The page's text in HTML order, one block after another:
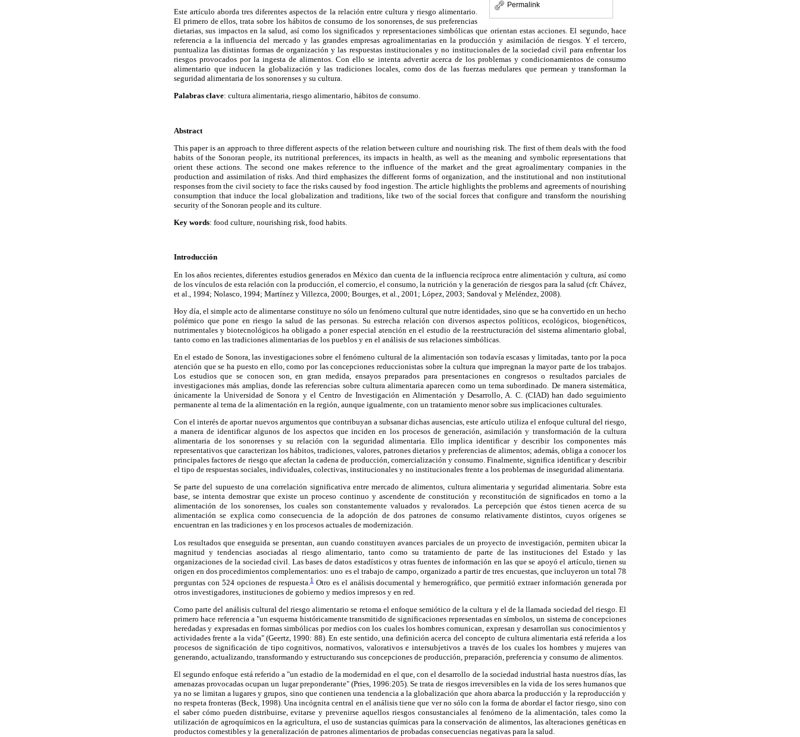
Permalink
Este artículo aborda tres diferentes aspectos de la relación entre cultura y riesgo alimentario.
El primero de ellos, trata sobre los hábitos de consumo de los sonorenses, de sus preferencias
dietarias, sus impactos en la salud, así como los significados y representaciones simbólicas que orientan estas acciones. El segundo, hace
referencia a la influencia del mercado y las grandes empresas agroalimentarias en la producción y asimilación de riesgos. Y el tercero,
puntualiza las distintas formas de organización y las respuestas institucionales y no institucionales de la sociedad civil para enfrentar los
riesgos provocados por la ingesta de alimentos. Con ello se intenta advertir acerca de los problemas y condicionamientos de consumo
alimentario que inducen la globalización y las tradiciones locales, como dos de las fuerzas medulares que permean y transforman la
seguridad alimentaria de los sonorenses y su cultura.
Palabras clave: cultura alimentaria, riesgo alimentario, hábitos de consumo.
Abstract
This paper is an approach to three different aspects of the relation between culture and nourishing risk. The first of them deals with the food
habits of the Sonoran people, its nutritional preferences, its impacts in health, as well as the meaning and symbolic representations that
orient these actions. The second one makes reference to the influence of the market and the great agroalimentary companies in the
production and assimilation of risks. And third emphasizes the different forms of organization, and the institutional and non institutional
responses from the civil society to face the risks caused by food ingestion. The article highlights the problems and agreements of nourishing
consumption that induce the local globalization and traditions, like two of the social forces that configure and transform the nourishing
security of the Sonoran people and its culture.
Key words: food culture, nourishing risk, food habits.
Introducción
En los años recientes, diferentes estudios generados en México dan cuenta de la influencia recíproca entre alimentación y cultura, así como
de los vínculos de esta relación con la producción, el comercio, el consumo, la nutrición y la generación de riesgos para la salud (cfr. Chávez,
et al., 1994; Nolasco, 1994; Martínez y Villezca, 2000; Bourges, et al., 2001; López, 2003; Sandoval y Meléndez, 2008).
Hoy día, el simple acto de alimentarse constituye no sólo un fenómeno cultural que nutre identidades, sino que se ha convertido en un hecho
polémico que pone en riesgo la salud de las personas. Su estrecha relación con diversos aspectos políticos, ecológicos, biogenéticos,
nutrimentales y biotecnológicos ha obligado a poner especial atención en el estudio de la reestructuración del sistema alimentario global,
tanto como en las tradiciones alimentarias de los pueblos y en el análisis de sus relaciones simbólicas.
En el estado de Sonora, las investigaciones sobre el fenómeno cultural de la alimentación son todavía escasas y limitadas, tanto por la poca
atención que se ha puesto en ello, como por las concepciones reduccionistas sobre la cultura que impregnan la mayor parte de los trabajos.
Los estudios que se conocen son, en gran medida, ensayos preparados para presentaciones en congresos o resultados parciales de
investigaciones más amplias, donde las referencias sobre cultura alimentaria aparecen como un tema subordinado. De manera sistemática,
únicamente la Universidad de Sonora y el Centro de Investigación en Alimentación y Desarrollo, A. C. (CIAD) han dado seguimiento
permanente al tema de la alimentación en la región, aunque igualmente, con un tratamiento menor sobre sus implicaciones culturales.
Con el interés de aportar nuevos argumentos que contribuyan a subsanar dichas ausencias, este artículo utiliza el enfoque cultural del riesgo,
a manera de identificar algunos de los aspectos que inciden en los procesos de generación, asimilación y transformación de la cultura
alimentaria de los sonorenses y su relación con la seguridad alimentaria. Ello implica identificar y describir los componentes más
representativos que caracterizan los hábitos, tradiciones, valores, patrones dietarios y preferencias de alimentos; además, obliga a conocer los
principales factores de riesgo que afectan la cadena de producción, comercialización y consumo. Finalmente, significa identificar y describir
el tipo de respuestas sociales, individuales, colectivas, institucionales y no institucionales frente a los problemas de inseguridad alimentaria.
Se parte del supuesto de una correlación significativa entre mercado de alimentos, cultura alimentaria y seguridad alimentaria. Sobre esta
base, se intenta demostrar que existe un proceso continuo y ascendente de constitución y reconstitución de significados en torno a la
alimentación de los sonorenses, los cuales son constantemente valuados y revalorados. La percepción que éstos tienen acerca de su
alimentación se explica como consecuencia de la adopción de dos patrones de consumo relativamente distintos, cuyos orígenes se
encuentran en las tradiciones y en los procesos actuales de modernización.
Los resultados que enseguida se presentan, aun cuando constituyen avances parciales de un proyecto de investigación, permiten ubicar la
magnitud y tendencias asociadas al riesgo alimentario, tanto como su tratamiento de parte de las instituciones del Estado y las
organizaciones de la sociedad civil. Las bases de datos estadísticos y otras fuentes de información en las que se apoyó el artículo, tienen su
origen en dos procedimientos complementarios: uno es el trabajo de campo, organizado a partir de tres encuestas, que incluyeron un total 78
preguntas con 524 opciones de respuesta.1 Otro es el análisis documental y hemerográfico, que permitió extraer información generada por
otros investigadores, instituciones de gobierno y medios impresos y en red.
Como parte del análisis cultural del riesgo alimentario se retoma el enfoque semiótico de la cultura y el de la llamada sociedad del riesgo. El
primero hace referencia a "un esquema históricamente transmitido de significaciones representadas en símbolos, un sistema de concepciones
heredadas y expresadas en formas simbólicas por medios con los cuales los hombres comunican, expresan y desarrollan sus conocimientos y
actividades frente a la vida" (Geertz, 1990: 88). En este sentido, una definición acerca del concepto de cultura alimentaria está referida a los
procesos de significación de tipo cognitivos, normativos, valorativos e intersubjetivos a través de los cuales los hombres y mujeres van
generando, actualizando, transformando y estructurando sus concepciones de producción, preparación, preferencia y consumo de alimentos.
El segundo enfoque está referido a "un estadio de la modernidad en el que, con el desarrollo de la sociedad industrial hasta nuestros días, las
amenazas provocadas ocupan un lugar preponderante" (Pries, 1996:205). Se trata de riesgos irreversibles en la vida de los seres humanos que
ya no se limitan a lugares y grupos, sino que contienen una tendencia a la globalización que ahora abarca la producción y la reproducción y
no respeta fronteras (Beck, 1998). Una incógnita central en el análisis tiene que ver no sólo con la forma de abordar el factor riesgo, sino con
el saber cómo pueden distribuirse, evitarse y prevenirse aquellos riesgos consustanciales al fenómeno de la alimentación, tales como la
utilización de agroquímicos en la agricultura, el uso de sustancias químicas para la conservación de alimentos, las alteraciones genéticas en
productos comestibles y la generalización de patrones alimentarios de probadas consecuencias negativas para la salud.